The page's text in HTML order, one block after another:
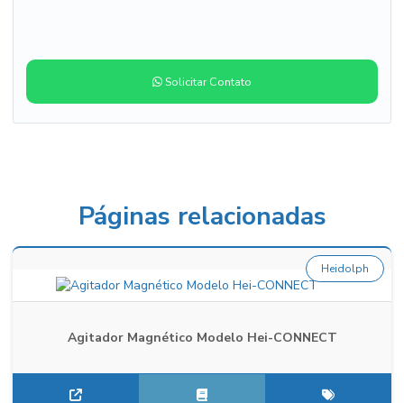
Solicitar Contato
Páginas relacionadas
Agitador Magnético Modelo Hei-CONNECT
Heidolph